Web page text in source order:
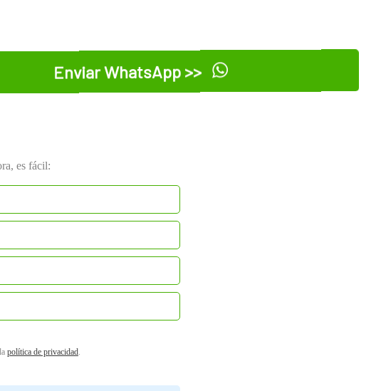
Enviar WhatsApp >>
es fácil:
política de privacidad.